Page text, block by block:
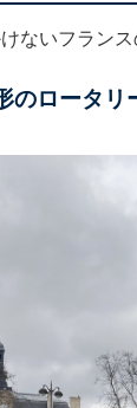
ないフランス
のロータリ